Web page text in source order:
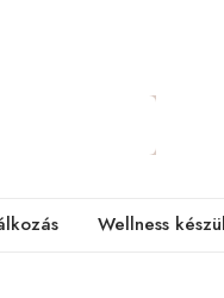
Wellness